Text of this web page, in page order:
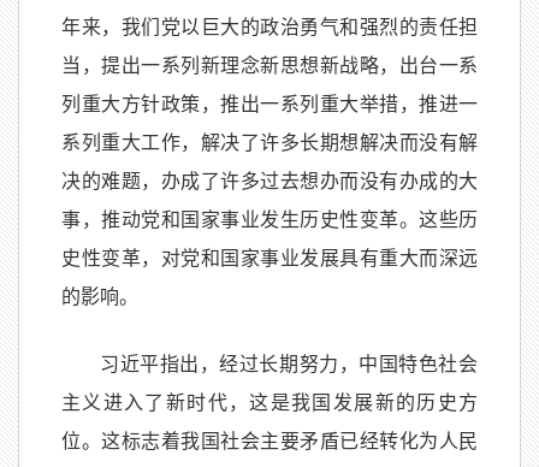
年来，我们党以巨大的政治勇气和强烈的责任担
当，提出一系列新理念新思想新战略，出台一系
列重大方针政策，推出一系列重大举措，推进一
系列重大工作，解决了许多长期想解决而没有解
决的难题，办成了许多过去想办而没有办成的大
事，推动党和国家事业发生历史性变革。这些历
史性变革，对党和国家事业发展具有重大而深远
的影响。
习近平指出，经过长期努力，中国特色社会
主义进入了新时代，这是我国发展新的历史方
位。这标志着我国社会主要矛盾已经转化为人民